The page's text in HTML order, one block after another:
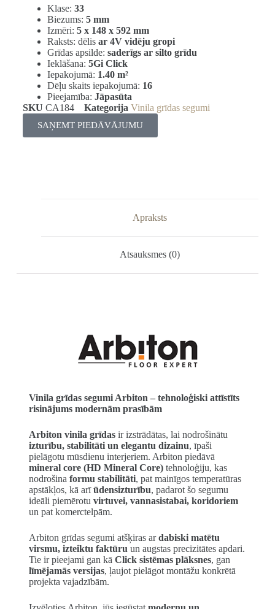
Klase: 33
Biezums: 5 mm
Izmēri: 5 x 148 x 592 mm
Raksts: dēlis ar 4V vidēju gropi
Grīdas apsilde: saderīgs ar silto grīdu
Ieklāšana: 5Gi Click
Iepakojumā: 1.40 m²
Dēļu skaits iepakojumā: 16
Pieejamība: Jāpasūta
SKU CA184 Kategorija Vinila grīdas segumi
SAŅEMT PIEDĀVĀJUMU
Apraksts
Atsauksmes (0)
Vinila grīdas segumi Arbiton – tehnoloģiski attīstīts
risinājums modernām prasībām
Arbiton vinila grīdasir izstrādātas, lai nodrošinātu
izturību, stabilitāti un elegantu dizainu, īpaši
pielāgotu mūsdienu interjeriem. Arbiton piedāvā
mineral core (HD Mineral Core)tehnoloģiju, kas
nodrošina formu stabilitāti, pat mainīgos temperatūras
apstākļos, kā arīūdensizturību, padarot šo segumu
ideāli piemērotu virtuvei, vannasistabai, koridoriem
un pat komerctelpām.
Arbiton grīdas segumi atšķiras ardabiski matētu
virsmu, izteiktu faktūru un augstas precizitātes apdari.
Tie ir pieejami gan kā Click sistēmas plāksnes, gan
līmējamās versijas, ļaujot pielāgot montāžu konkrētā
projekta vajadzībām.